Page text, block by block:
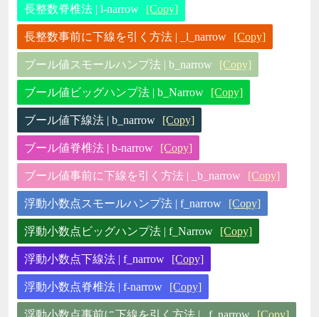
長整数脊椎法 | l-narrow [Copy]
長整数事前に下線を引く方法 | _l_narrow [Copy]
ブール値スモールハンプ法 | b_narrow [Copy]
ブール値ビッグハンプ法 | b_Narrow [Copy]
ブール値下線法 | b_narrow [Copy]
ブール値脊椎法 | b-narrow [Copy]
ブール値事前に下線を引く方法 | _b_narrow [Copy]
浮動小数点スモールハンプ法 | f_narrow [Copy]
浮動小数点ビッグハンプ法 | f_Narrow [Copy]
浮動小数点下線法 | f_narrow [Copy]
浮動小数点脊椎法 | f-narrow [Copy]
浮動小数点事前に下線を引く方法 | _f_narrow [Copy]